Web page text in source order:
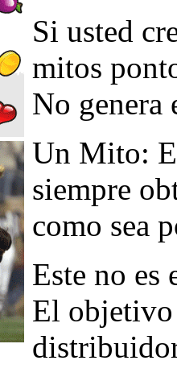
Si usted
mitos
No genera
Un Mito:
siempre
como sea
Este no
El objetivo